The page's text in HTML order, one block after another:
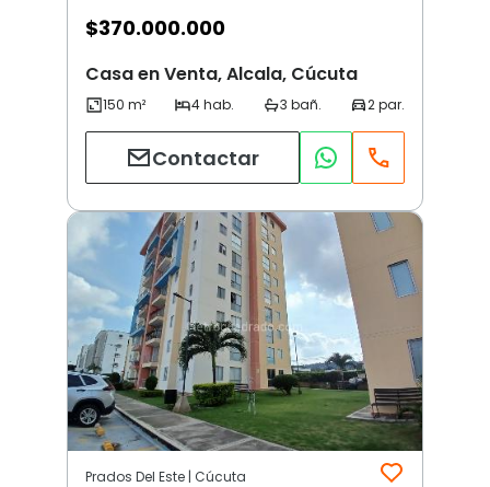
$370.000.000
Casa en Venta, Alcala, Cúcuta
Contactar
Prados Del Este | Cúcuta